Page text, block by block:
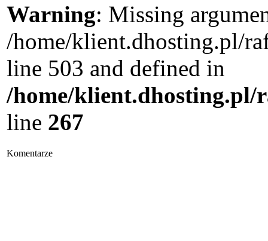
Warning: Missing
/home/klient.dhosting.pl/
line 503 and defined in
/home/klient.dhosting.pl/
line 267
Komentarze